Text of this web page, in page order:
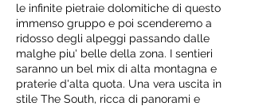
le infinite pietraie dolomitiche di questo
immenso gruppo e poi scenderemo a
ridosso degli alpeggi passando dalle
malghe piu' belle della zona. I sentieri
saranno un bel mix di alta montagna e
praterie d'alta quota. Una vera uscita in
stile The South, ricca di panorami e